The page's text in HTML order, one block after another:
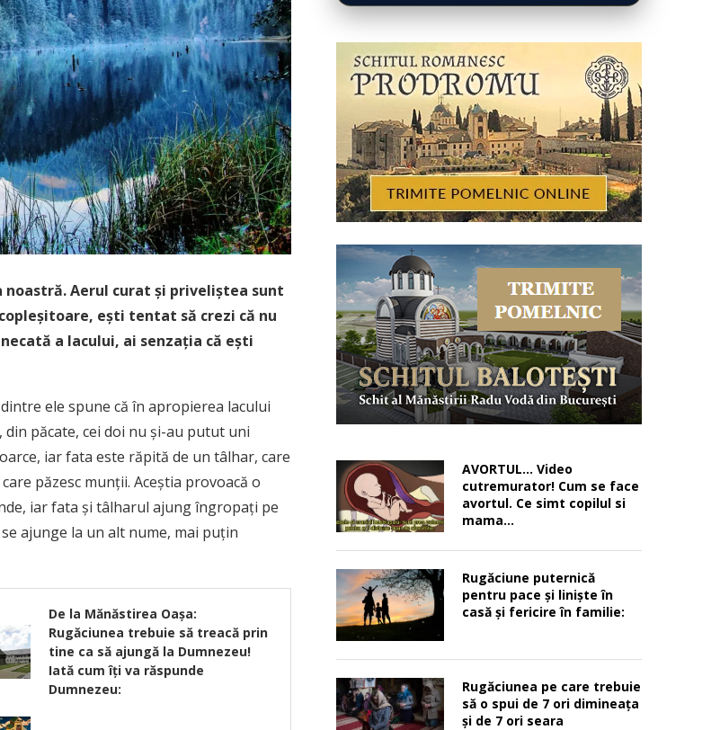
noastră. Aerul curat și priveliștea sunt
ești tentat să crezi că nu
a lacului, ai senzația că ești
ele spune că în apropierea lacului
păcate, cei doi nu și-au putut uni
iar fata este răpită de un tâlhar, care
păzesc munții. Aceștia provoacă o
iar fata și tâlharul ajung îngropați pe
ajunge la un alt nume, mai puțin
De la Mănăstirea Oaşa:
Rugăciunea trebuie să treacă prin
tine ca să ajungă la Dumnezeu!
Iată cum îţi va răspunde
Dumnezeu:
AVORTUL… Video
cutremurator! Cum se face
avortul. Ce simt copilul si
mama…
Rugăciune puternică
pentru pace şi linişte în
casă şi fericire în familie:
Rugăciunea pe care trebuie
să o spui de 7 ori dimineața
și de 7 ori seara